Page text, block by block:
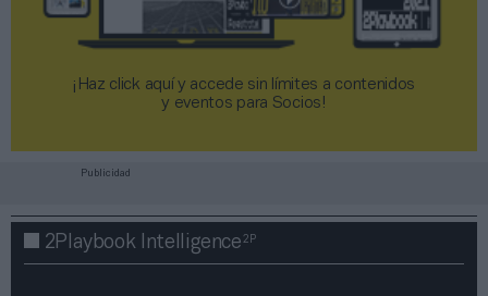
¡Haz click aquí y accede sin límites a contenidos
y eventos para Socios!​​​​​​​
Publicidad
2Playbook Intelligence2P